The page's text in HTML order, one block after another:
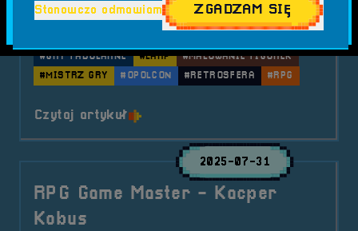
Aktualności Live RPG RetroSfera vol. 7
#GRY FABULARNE
#LARP
#MALOWANIE FIGUREK
#MISTRZ GRY
#OPOLCON #RETROSFERA #RPG
Czytaj artykuło tytule RPG Game Master
2025-07-31
RPG Game Master - Kacper
Kobus
Stanowczo odmawiam ZGADZAM SIĘ